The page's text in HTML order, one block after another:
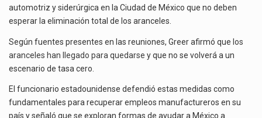
automotriz y siderúrgica en la Ciudad de México que no deben
esperar la eliminación total de los aranceles.
Según fuentes presentes en las reuniones, Greer afirmó que los
aranceles han llegado para quedarse y que no se volverá a un
escenario de tasa cero.
El funcionario estadounidense defendió estas medidas como
fundamentales para recuperar empleos manufactureros en su
país y señaló que se exploran formas de ayudar a México a